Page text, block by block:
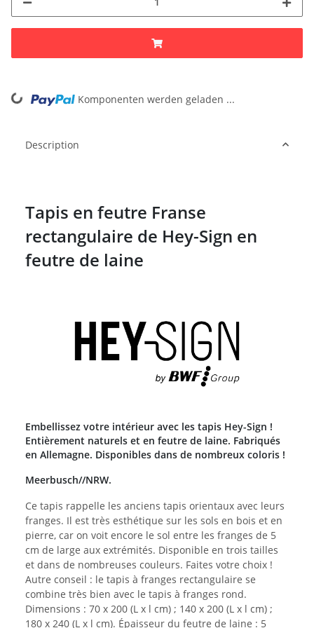
Komponenten werden geladen ...
Description
Tapis en feutre Franse
rectangulaire de Hey-Sign en
feutre de laine
Embellissez votre intérieur avec les tapis Hey-Sign !
Entièrement naturels et en feutre de laine. Fabriqués
en Allemagne. Disponibles dans de nombreux coloris !
Meerbusch//NRW.
Ce tapis rappelle les anciens tapis orientaux avec leurs
franges. Il est très esthétique sur les sols en bois et en
pierre, car on voit encore le sol entre les franges de 5
cm de large aux extrémités. Disponible en trois tailles
et dans de nombreuses couleurs. Faites votre choix !
Autre conseil : le tapis à franges rectangulaire se
combine très bien avec le tapis à franges rond.
Dimensions : 70 x 200 (L x l cm) ; 140 x 200 (L x l cm) ;
180 x 240 (L x l cm). Épaisseur du feutre de laine : 5